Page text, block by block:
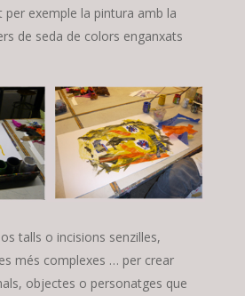
exemple la pintura amb la
de seda de colors enganxats
talls o incisions senzilles,
més complexes … per crear
objectes o personatges que